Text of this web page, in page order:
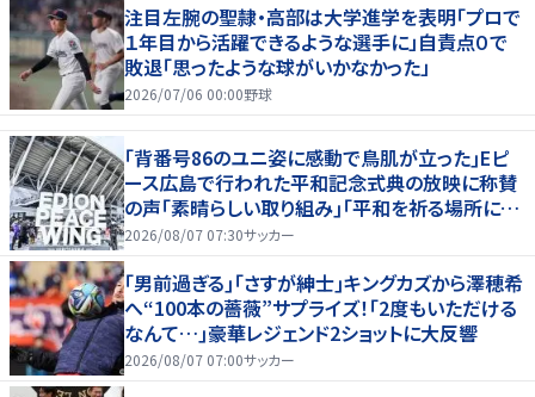
注目左腕の聖隷・高部は大学進学を表明「プロで
１年目から活躍できるような選手に」自責点０で
敗退「思ったような球がいかなかった」
2026/07/06 00:00野球
｢背番号86のユニ姿に感動で鳥肌が立った｣Eピ
ース広島で行われた平和記念式典の放映に称賛
の声｢素晴らしい取り組み｣｢平和を祈る場所に相
応しい｣
2026/08/07 07:30サッカー
｢男前過ぎる｣｢さすが紳士｣キングカズから澤穂希
へ“100本の薔薇”サプライズ！｢2度もいただける
なんて…｣豪華レジェンド2ショットに大反響
2026/08/07 07:00サッカー